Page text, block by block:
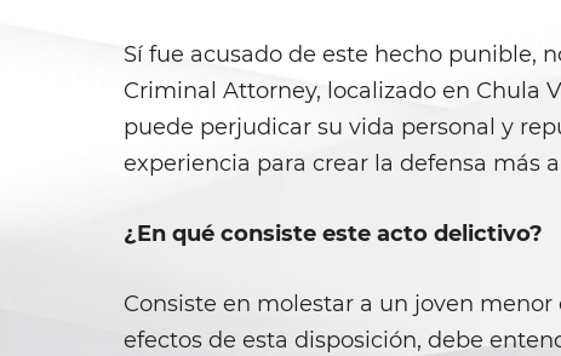
Sí fue acusado de este hecho punible,
Criminal Attorney, localizado en Chula
puede perjudicar su vida personal y
experiencia para crear la defensa más
¿En qué consiste este acto delictivo?
Consiste en molestar a un joven menor
efectos de esta disposición, debe